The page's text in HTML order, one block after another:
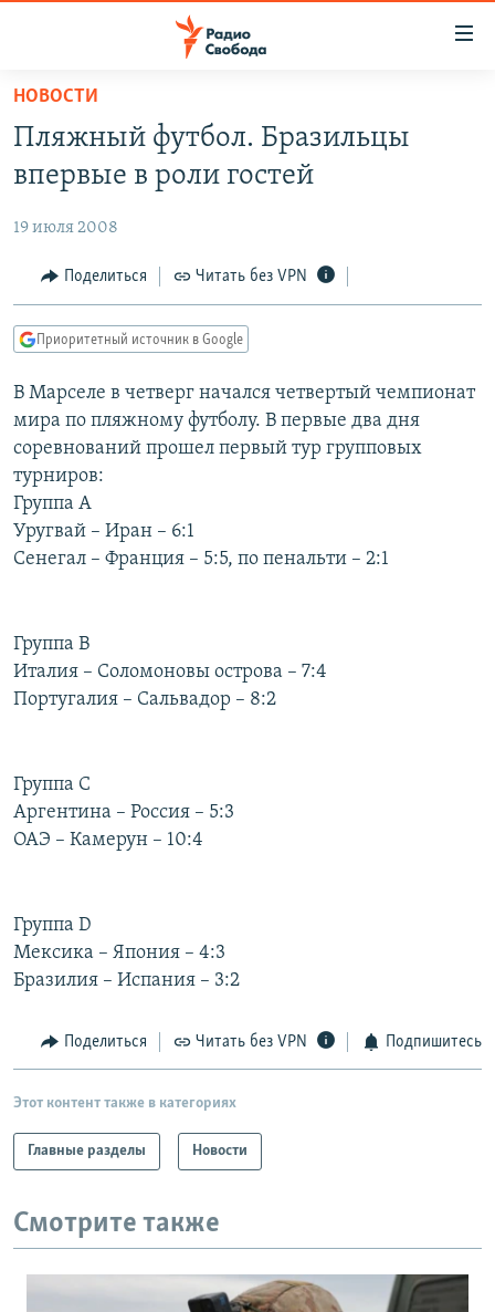
упрощенного
доступа
основному
Вернутся
главной
навигации
Вернутся
поиску
АВТОРСКИЕ ПРОЕКТЫ
ЦИТАТЫ СВОБОДЫ
МНЕНИЯ
IDEL.РЕАЛИИ
КАВКАЗ.РЕАЛИИ
СЕВЕР.РЕАЛИИ
СИБИРЬ.РЕАЛИИ
РАСПИСАНИЕ ВЕЩАНИЯ
ПОДПИШИТЕСЬ НА РАССЫЛКУ
НОВОСТИ
Пляжный футбол. Бразильцы
впервые в роли гостей
19 июля 2008
Поделиться Читать без VPN
Приоритетный источник в Google
В Марселе в четверг начался четвертый чемпионат
мира по пляжному футболу. В первые два дня
соревнований прошел первый тур групповых
турниров:
Группа А
Уругвай – Иран – 6:1
Сенегал – Франция – 5:5, по пенальти – 2:1
Группа В
Италия – Соломоновы острова – 7:4
Португалия – Сальвадор – 8:2
Группа С
Аргентина – Россия – 5:3
ОАЭ – Камерун – 10:4
Группа D
Мексика – Япония – 4:3
Бразилия – Испания – 3:2
Поделиться Читать без VPN Подпишитесь
Этот контент также в категориях
Главные разделы Новости
Смотрите также